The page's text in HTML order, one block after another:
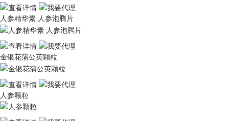
人参精华素 人参泡腾片
金银花蒲公英颗粒
人参颗粒